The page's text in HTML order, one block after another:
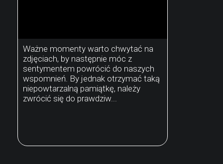
Ważne momenty warto chwytać na
zdjęciach, by następnie móc z
sentymentem powrócić do naszych
wspomnień. By jednak otrzymać taką
niepowtarzalną pamiątkę, należy
zwrócić się do prawdziw...